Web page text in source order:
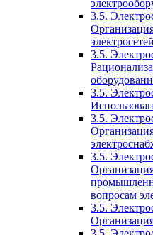
3.5.
3.5.
3.5.
3.5.
3.5.
вопросам
3.5.